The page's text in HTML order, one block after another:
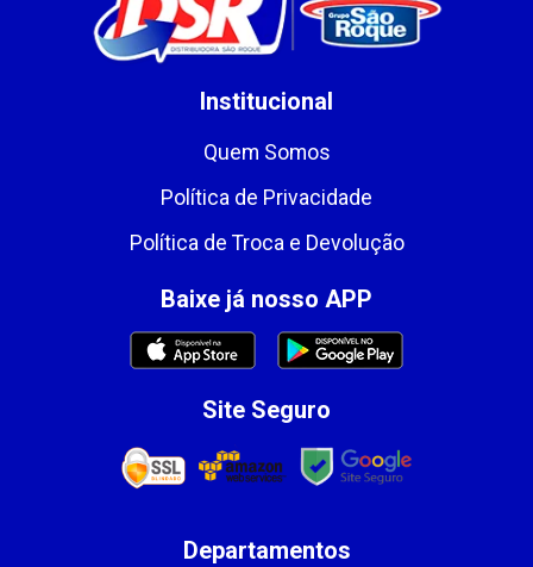
Institucional
Quem Somos
Política de Privacidade
Política de Troca e Devolução
Baixe já nosso APP
Site Seguro
Departamentos